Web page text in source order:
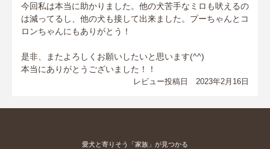
今回私は本当に助かりました。他の犬苦手なミロも吠えるの
は減ってるし、他の犬も接して出来ました。プーちゃんとコ
ロンちゃんにもありがとう！
是非、またよろしくお願いしたいと思います(^^)
本当にありがとうございました！！
レビュー投稿日 2023年2月16日
愛犬と寄りそう「家族」が見つかる